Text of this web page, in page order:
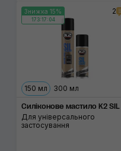
Знижка 15%
173:17:03
2
150 мл 300 мл
Силіконове мастило K2 SIL
Для універсального
застосування